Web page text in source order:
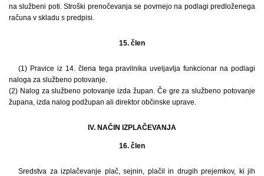
na službeni poti. Stroški prenočevanja se povrnejo na podlagi predloženega
računa v skladu s predpisi.
15. člen
(1) Pravice iz 14. člena tega pravilnika uveljavlja funkcionar na podlagi
naloga za službeno potovanje.
(2) Nalog za službeno potovanje izda župan. Če gre za službeno potovanje
župana, izda nalog podžupan ali direktor občinske uprave.
IV. NAČIN IZPLAČEVANJA
16. člen
Sredstva za izplačevanje plač, sejnin, plačil in drugih prejemkov, ki jih